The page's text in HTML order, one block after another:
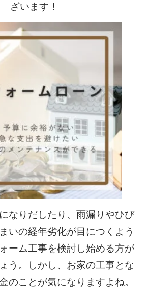
ざいます！
なりだしたり、雨漏りやひび
いの経年劣化が目につくよう
ーム工事を検討し始める方が
う。しかし、お家の工事とな
のことが気になりますよね。